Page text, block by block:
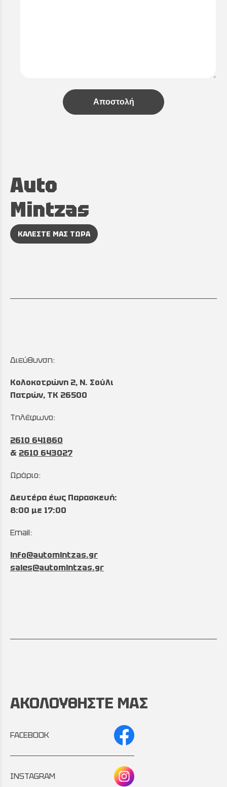
Αποστολή
Auto
Mintzas
ΚΑΛΕΣΤΕ ΜΑΣ ΤΩΡΑ
Διεύθυνση:
Κολοκοτρώνη 2, Ν. Σούλι
Πατρών, TK 26500
Τηλέφωνο:
2610 641860
& 2610 643027
Ωράριο:
Δευτέρα έως Παρασκευή:
8:00 με 17:00
Email:
info@automintzas.gr
sales@automintzas.gr
ΑΚΟΛΟΥΘΗΣΤΕ ΜΑΣ
FACEBOOK
INSTAGRAM